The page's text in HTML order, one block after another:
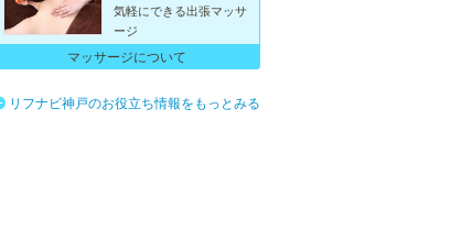
気軽にできる出張マッサ
ージ
マッサージについて
リフナビ神戸のお役立ち情報をもっとみる